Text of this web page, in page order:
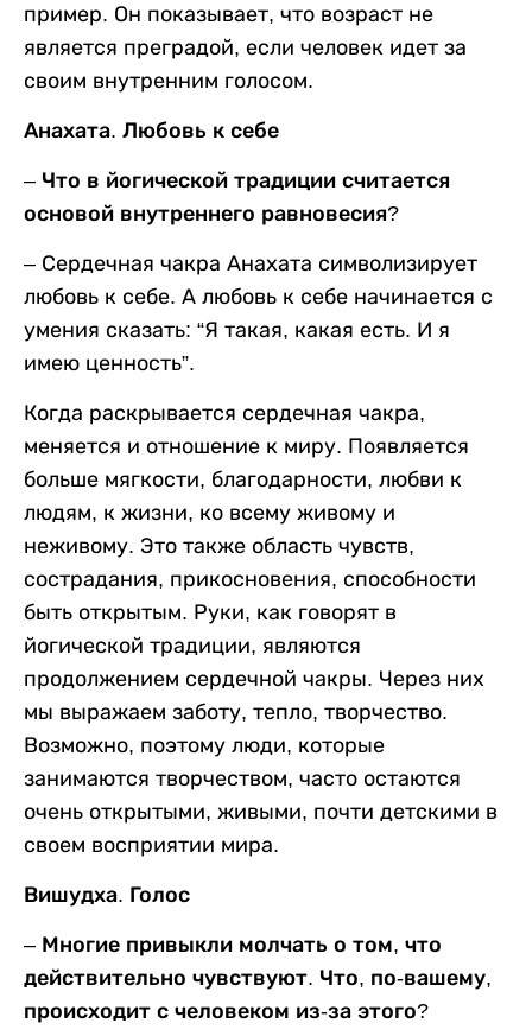
пример. Он показывает, что возраст не
является преградой, если человек идет за
своим внутренним голосом.
Анахата. Любовь к себе
– Что в йогической традиции считается
основой внутреннего равновесия?
– Сердечная чакра Анахата символизирует
любовь к себе. А любовь к себе начинается с
умения сказать: “Я такая, какая есть. И я
имею ценность”.
Когда раскрывается сердечная чакра,
меняется и отношение к миру. Появляется
больше мягкости, благодарности, любви к
людям, к жизни, ко всему живому и
неживому. Это также область чувств,
сострадания, прикосновения, способности
быть открытым. Руки, как говорят в
йогической традиции, являются
продолжением сердечной чакры. Через них
мы выражаем заботу, тепло, творчество.
Возможно, поэтому люди, которые
занимаются творчеством, часто остаются
очень открытыми, живыми, почти детскими в
своем восприятии мира.
Вишудха. Голос
– Многие привыкли молчать о том, что
действительно чувствуют. Что, по-вашему,
происходит с человеком из-за этого?